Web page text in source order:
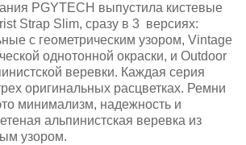
PGYTECH выпустила кистевые
Strap Slim, сразу в 3 версиях:
с геометрическим узором, Vintage
однотонной окраски, и Outdoor
веревки. Каждая серия
оригинальных расцветках. Ремни
минимализм, надежность и
альпинистская веревка из
узором.